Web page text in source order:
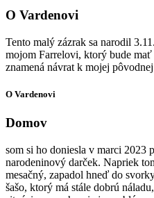
O Vardenovi
Tento malý zázrak sa narodil
mojom Farrelovi, ktorý bude
znamená návrat k mojej
O Vardenovi
Domov
som si ho doniesla v marci 2023
narodeninový darček. Napriek
mesačný, zapadol hneď do
šašo, ktorý má stále dobrú